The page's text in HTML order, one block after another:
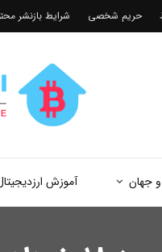
و جهان آموزش
حریم شخصی شرایط بازنشر